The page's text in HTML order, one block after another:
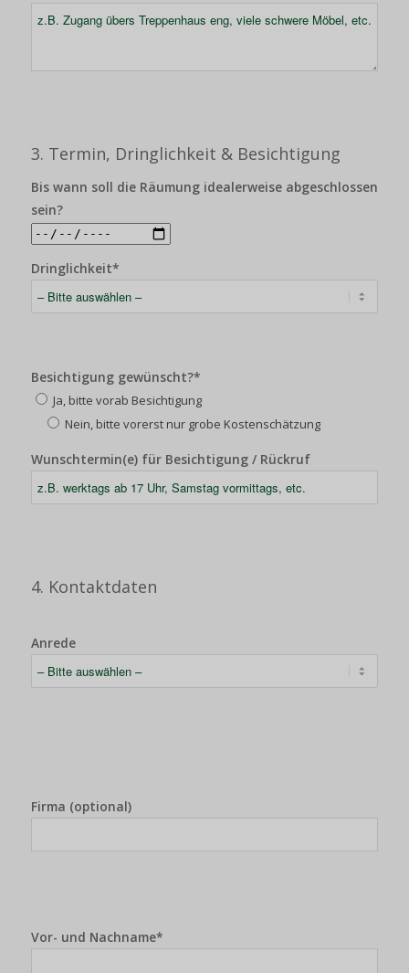
3. Termin, Dringlichkeit & Besichtigung
Bis wann soll die Räumung idealerweise abgeschlossen
sein?
Dringlichkeit*
Besichtigung gewünscht?*
Ja, bitte vorab Besichtigung
Nein, bitte vorerst nur grobe Kostenschätzung
Wunschtermin(e) für Besichtigung / Rückruf
4. Kontaktdaten
Anrede
Firma (optional)
Vor- und Nachname*